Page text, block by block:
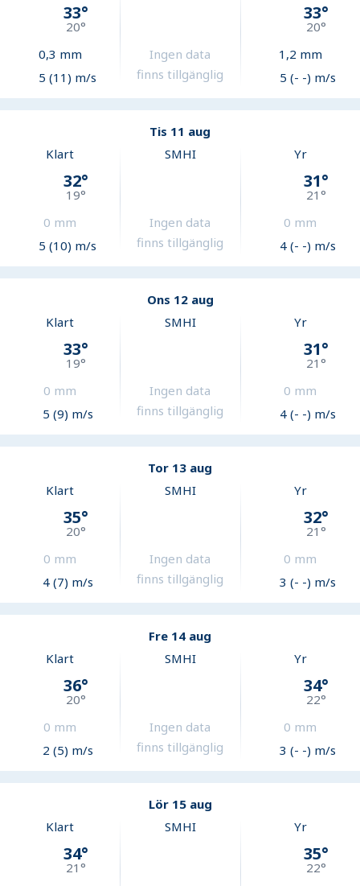
33°
20°
0,3 mm
5 (11) m/s
Ingen data
finns tillgänglig
33°
20°
1,2 mm
5 (- -) m/s
Tis 11 aug
Klart
32°
19°
0 mm
5 (10) m/s
SMHI
Ingen data
finns tillgänglig
Yr
31°
21°
0 mm
4 (- -) m/s
Ons 12 aug
Klart
33°
19°
0 mm
5 (9) m/s
SMHI
Ingen data
finns tillgänglig
Yr
31°
21°
0 mm
4 (- -) m/s
Tor 13 aug
Klart
35°
20°
0 mm
4 (7) m/s
SMHI
Ingen data
finns tillgänglig
Yr
32°
21°
0 mm
3 (- -) m/s
Fre 14 aug
Klart
36°
20°
0 mm
2 (5) m/s
SMHI
Ingen data
finns tillgänglig
Yr
34°
22°
0 mm
3 (- -) m/s
Lör 15 aug
Klart
34°
21°
SMHI Yr
35°
22°